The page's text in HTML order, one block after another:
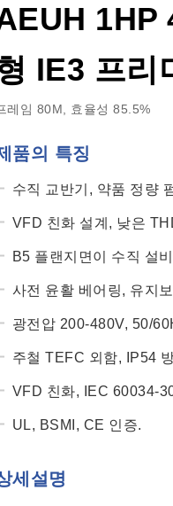
1HP
IE3 프리
레임 80M, 효율성 85.5%
품의 특징
수직 교반기, 약품 정량
VFD 친화 설계, 낮은
B5 플랜지면이 수직 설
사전 윤활 베어링, 유지
광전압 200-480V, 50/
주철 TEFC 외함, IP54
VFD 친화, IEC 60034-
UL, BSMI, CE 인증.
세설명